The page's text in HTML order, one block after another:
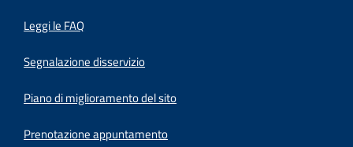
Leggi le FAQ
Segnalazione disservizio
Piano di miglioramento del sito
Prenotazione appuntamento